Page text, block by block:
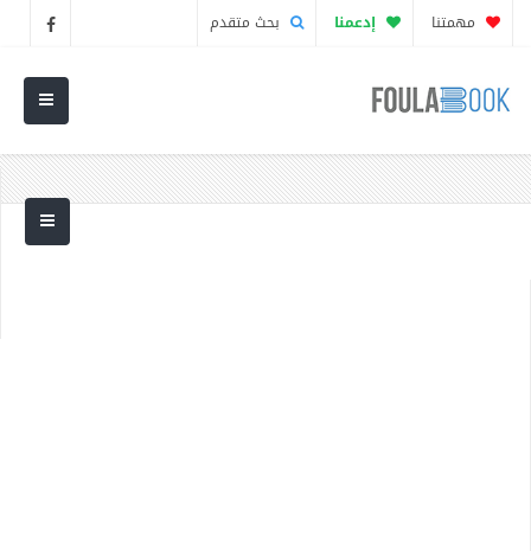
مهمتنا إدعمنا بحث متقدم